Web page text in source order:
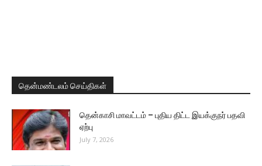
தென்மண்டலம் செய்திகள்
தென்காசி மாவட்டம் – புதிய திட்ட இயக்குநர் பதவி
ஏற்பு
July 7, 2026